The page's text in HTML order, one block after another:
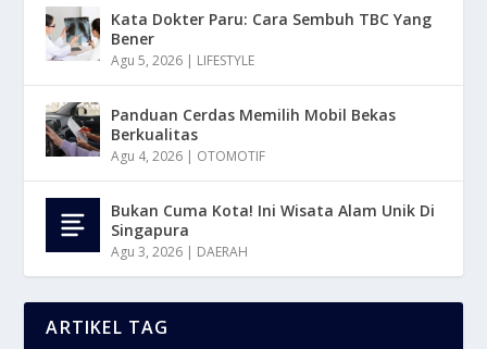
Kata Dokter Paru: Cara Sembuh TBC Yang
Bener
Agu 5, 2026 | LIFESTYLE
Panduan Cerdas Memilih Mobil Bekas
Berkualitas
Agu 4, 2026 | OTOMOTIF
Bukan Cuma Kota! Ini Wisata Alam Unik Di
Singapura
Agu 3, 2026 | DAERAH
ARTIKEL TAG